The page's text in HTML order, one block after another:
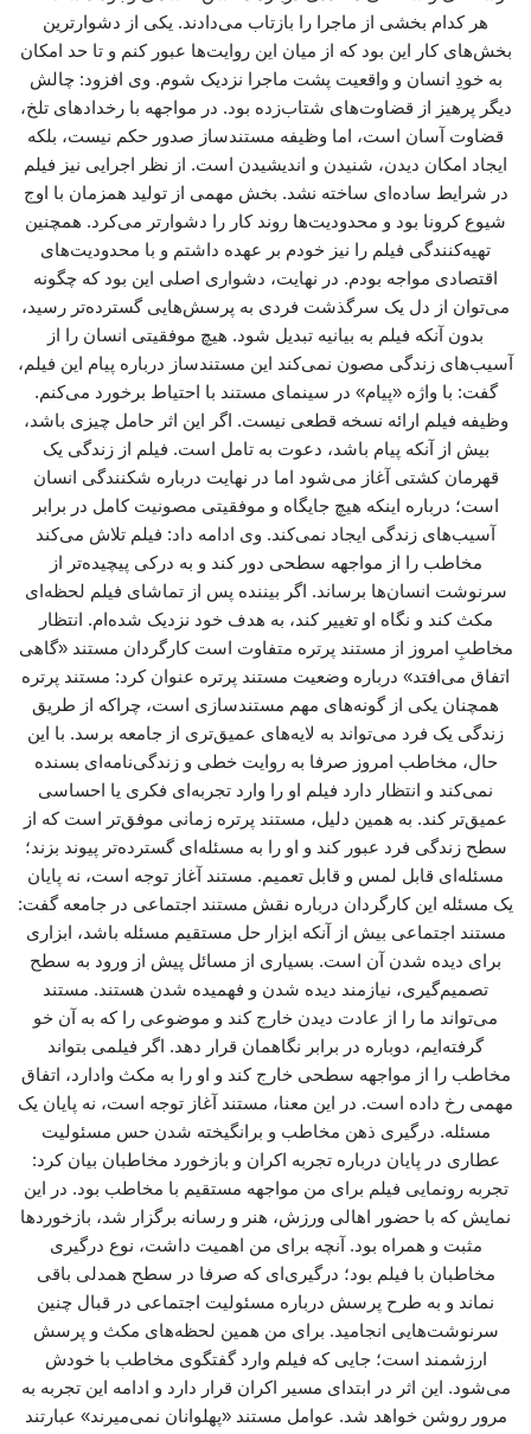
هر کدام بخشی از ماجرا را بازتاب می‌دادند. یکی از دشوارترین
بخش‌های کار این بود که از میان این روایت‌ها عبور کنم و تا حد امکان
به خودِ انسان و واقعیت پشت ماجرا نزدیک شوم. وی افزود: چالش
دیگر پرهیز از قضاوت‌های شتاب‌زده بود. در مواجهه با رخدادهای تلخ،
قضاوت آسان است، اما وظیفه مستندساز صدور حکم نیست، بلکه
ایجاد امکان دیدن، شنیدن و اندیشیدن است. از نظر اجرایی نیز فیلم
در شرایط ساده‌ای ساخته نشد. بخش مهمی از تولید همزمان با اوج
شیوع کرونا بود و محدودیت‌ها روند کار را دشوارتر می‌کرد. همچنین
تهیه‌کنندگی فیلم را نیز خودم بر عهده داشتم و با محدودیت‌های
اقتصادی مواجه بودم. در نهایت، دشواری اصلی این بود که چگونه
می‌توان از دل یک سرگذشت فردی به پرسش‌هایی گسترده‌تر رسید،
بدون آنکه فیلم به بیانیه تبدیل شود. هیچ موفقیتی انسان را از
آسیب‌های زندگی مصون نمی‌کند این مستندساز درباره پیام این فیلم،
گفت: با واژه «پیام» در سینمای مستند با احتیاط برخورد می‌کنم.
وظیفه فیلم ارائه نسخه قطعی نیست. اگر این اثر حامل چیزی باشد،
بیش از آنکه پیام باشد، دعوت به تامل است. فیلم از زندگی یک
قهرمان کشتی آغاز می‌شود اما در نهایت درباره شکنندگی انسان
است؛ درباره اینکه هیچ جایگاه و موفقیتی مصونیت کامل در برابر
آسیب‌های زندگی ایجاد نمی‌کند. وی ادامه داد: فیلم تلاش می‌کند
مخاطب را از مواجهه سطحی دور کند و به درکی پیچیده‌تر از
سرنوشت انسان‌ها برساند. اگر بیننده پس از تماشای فیلم لحظه‌ای
مکث کند و نگاه او تغییر کند، به هدف خود نزدیک شده‌ام. انتظار
مخاطبِ امروز از مستند پرتره متفاوت است کارگردان مستند «گاهی
اتفاق می‌افتد» درباره وضعیت مستند پرتره عنوان کرد: مستند پرتره
همچنان یکی از گونه‌های مهم مستندسازی است، چراکه از طریق
زندگی یک فرد می‌تواند به لایه‌های عمیق‌تری از جامعه برسد. با این
حال، مخاطب امروز صرفا به روایت خطی و زندگی‌نامه‌ای بسنده
نمی‌کند و انتظار دارد فیلم او را وارد تجربه‌ای فکری یا احساسی
عمیق‌تر کند. به همین دلیل، مستند پرتره زمانی موفق‌تر است که از
سطح زندگی فرد عبور کند و او را به مسئله‌ای گسترده‌تر پیوند بزند؛
مسئله‌ای قابل لمس و قابل تعمیم. مستند آغاز توجه است، نه پایان
یک مسئله این کارگردان درباره نقش مستند اجتماعی در جامعه گفت:
مستند اجتماعی بیش از آنکه ابزار حل مستقیم مسئله باشد، ابزاری
برای دیده شدن آن است. بسیاری از مسائل پیش از ورود به سطح
تصمیم‌گیری، نیازمند دیده شدن و فهمیده شدن هستند. مستند
می‌تواند ما را از عادت دیدن خارج کند و موضوعی را که به آن خو
گرفته‌ایم، دوباره در برابر نگاهمان قرار دهد. اگر فیلمی بتواند
مخاطب را از مواجهه سطحی خارج کند و او را به مکث وادارد، اتفاق
مهمی رخ داده است. در این معنا، مستند آغاز توجه است، نه پایان یک
مسئله. درگیری ذهن مخاطب و برانگیخته شدن حس مسئولیت
عطاری در پایان درباره تجربه اکران و بازخورد مخاطبان بیان کرد:
تجربه رونمایی فیلم برای من مواجهه مستقیم با مخاطب بود. در این
نمایش که با حضور اهالی ورزش، هنر و رسانه برگزار شد، بازخوردها
مثبت و همراه بود. آنچه برای من اهمیت داشت، نوع درگیری
مخاطبان با فیلم بود؛ درگیری‌ای که صرفا در سطح همدلی باقی
نماند و به طرح پرسش درباره مسئولیت اجتماعی در قبال چنین
سرنوشت‌هایی انجامید. برای من همین لحظه‌های مکث و پرسش
ارزشمند است؛ جایی که فیلم وارد گفتگوی مخاطب با خودش
می‌شود. این اثر در ابتدای مسیر اکران قرار دارد و ادامه این تجربه به
مرور روشن خواهد شد. عوامل مستند «پهلوانان نمی‌میرند» عبارتند